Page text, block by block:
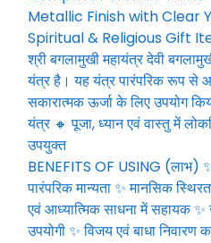
Metallic Finish with Clear
Spiritual & Religious Gift
श्री बगलामुखी महायंत्र देवी
यंत्र है। यह यंत्र पारंपरिक रूप से
सकारात्मक ऊर्जा के लिए उपयोग
यंत्र 🔸 पूजा, ध्यान एवं वास्तु में
उपयुक्त
BENEFITS OF USING (लाभ)
पारंपरिक मान्यता ✨ मानसिक
एवं आध्यात्मिक साधना में सहायक ✨
उपयोगी ✨ विजय एवं बाधा निवारण